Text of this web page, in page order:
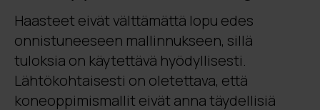
Haasteet eivät välttämättä lopu edes
onnistuneeseen mallinnukseen, sillä
tuloksia on käytettävä hyödyllisesti.
Lähtökohtaisesti on oletettava, että
koneoppimismallit eivät anna täydellisiä